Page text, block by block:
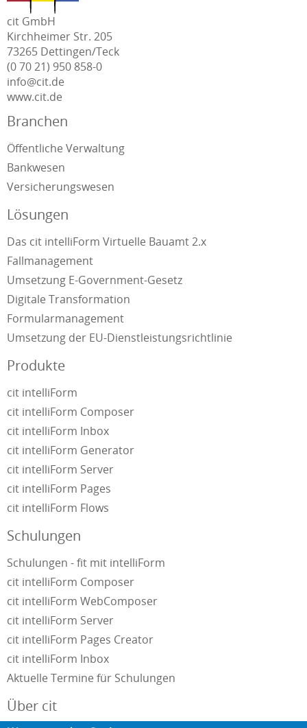
cit GmbH
Kirchheimer Str. 205
73265 Dettingen/Teck
(0 70 21) 950 858-0
info@cit.de
www.cit.de
Branchen
Öffentliche Verwaltung
Bankwesen
Versicherungswesen
Lösungen
Das cit intelliForm Virtuelle Bauamt 2.x
Fallmanagement
Umsetzung E-Government-Gesetz
Digitale Transformation
Formularmanagement
Umsetzung der EU-Dienstleistungsrichtlinie
Produkte
cit intelliForm
cit intelliForm Composer
cit intelliForm Inbox
cit intelliForm Generator
cit intelliForm Server
cit intelliForm Pages
cit intelliForm Flows
Schulungen
Schulungen - fit mit intelliForm
cit intelliForm Composer
cit intelliForm WebComposer
cit intelliForm Server
cit intelliForm Pages Creator
cit intelliForm Inbox
Aktuelle Termine für Schulungen
Über cit